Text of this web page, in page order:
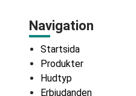
Navigation
Startsida
Produkter
Hudtyp
Erbjudanden